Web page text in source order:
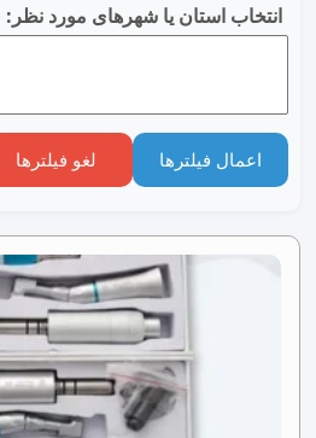
انتخاب استان یا شهرهای مورد نظر:
اعمال فیلترها لغو فیلترها